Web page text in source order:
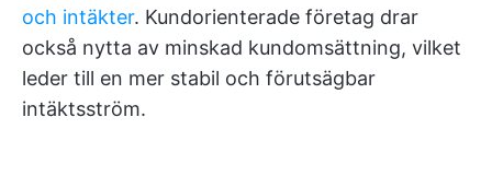
och intäkter. Kundorienterade företag drar
också nytta av minskad kundomsättning, vilket
leder till en mer stabil och förutsägbar
intäktsström.